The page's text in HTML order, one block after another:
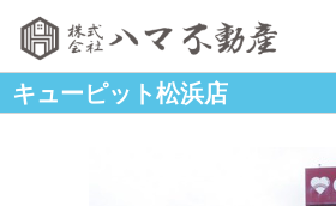
キューピット松浜店